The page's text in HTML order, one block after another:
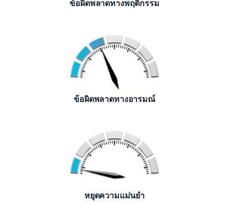
ข้อผิดพลาดทางพฤติกรรม
ข้อผิดพลาดทางอารมณ์
หยุดความแม่นยำ